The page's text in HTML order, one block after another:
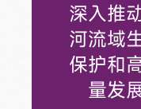
深入推
河流域
保护和
量发